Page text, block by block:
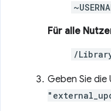
Für alle
/
Geben Sie die